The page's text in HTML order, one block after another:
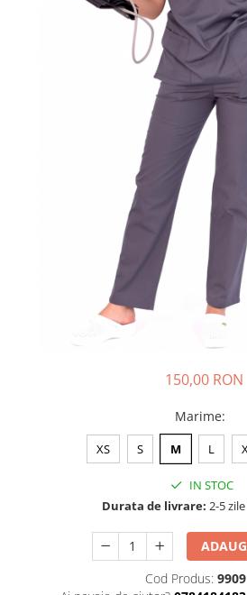
150,00 RON
Marime:
XS S M L
IN STOC
Durata de livrare: 2-5
Cod Produs: 9909